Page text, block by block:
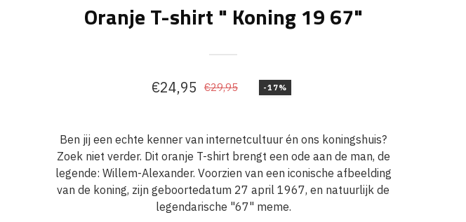
Oranje T-shirt " Koning 19 67"
€29,95
Oorspronkelijke
was:
€29,95.
€24,95
Huidige
is:
€24,95.
-17%
Ben jij een echte kenner van internetcultuur én ons koningshuis?
Zoek niet verder. Dit oranje T-shirt brengt een ode aan de man, de
legende: Willem-Alexander. Voorzien van een iconische afbeelding
van de koning, zijn geboortedatum 27 april 1967, en natuurlijk de
legendarische "67" meme.